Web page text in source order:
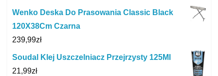
Wenko Deska Do Prasowania Classic Black
120X38Cm Czarna
239,99zł
Soudal Klej Uszczelniacz Przejrzysty 125Ml
21,99zł